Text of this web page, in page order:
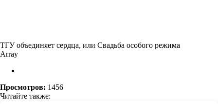
ТГУ объединяет сердца, или Свадьба особого режима
Array
Просмотров: 1456
Читайте также: